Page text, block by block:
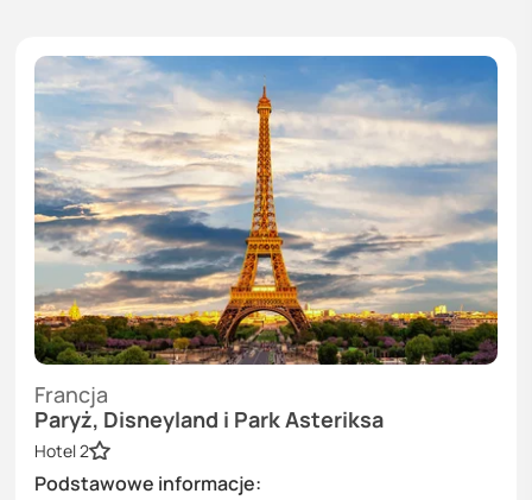
Paryż, Disneyland i Park Asteriksa
Francja
Hotel 2
Podstawowe informacje: